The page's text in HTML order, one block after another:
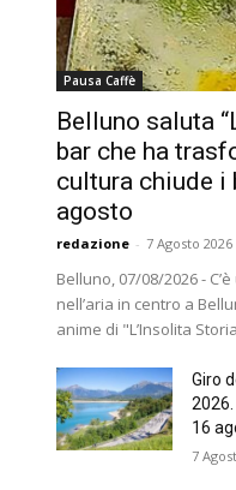
Pausa Caffè
Belluno saluta
bar che ha
cultura chiude
agosto
redazione - 7 Agosto 2026
Belluno, 07/08/2026 -
nell’aria in centro a
anime di "L’Insolita
Giro
16
7